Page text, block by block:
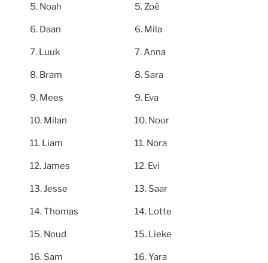
Noah
Daan
Luuk
Bram
Mees
Milan
Liam
James
Jesse
Thomas
Noud
Sam
Zoë
Mila
Anna
Sara
Eva
Noor
Nora
Evi
Saar
Lotte
Lieke
Yara